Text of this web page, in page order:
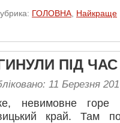
ГОЛОВНА Найкраще
ПІД
11 Березня
невимовне
край. Там